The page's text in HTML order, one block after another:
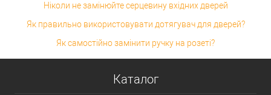
Ніколи не замінюйте серцевину вхідних дверей
Як правильно використовувати дотягувач для дверей?
Як самостійно замінити ручку на розеті?
Каталог